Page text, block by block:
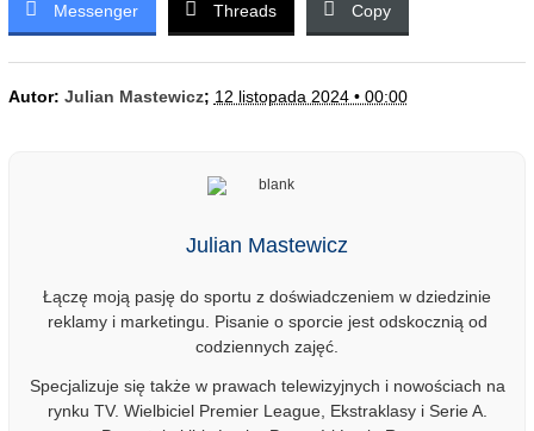
Messenger Threads Copy
Autor: Julian Mastewicz; 12 listopada 2024 • 00:00
Julian Mastewicz
Łączę moją pasję do sportu z doświadczeniem w dziedzinie
reklamy i marketingu. Pisanie o sporcie jest odskocznią od
codziennych zajęć.
Specjalizuje się także w prawach telewizyjnych i nowościach na
rynku TV. Wielbiciel Premier League, Ekstraklasy i Serie A.